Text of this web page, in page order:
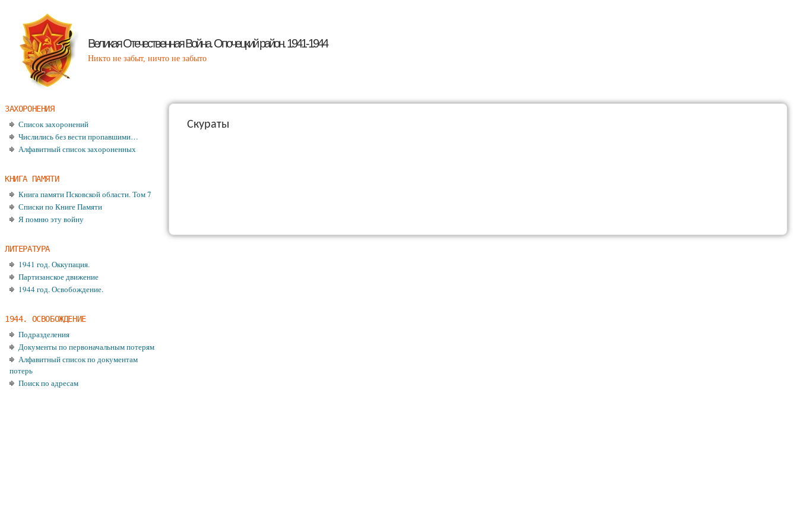
Великая Отечественная Война. Опочецкий район. 1941-1944
Никто не забыт, ничто не забыто
Скураты
ЗАХОРОНЕНИЯ
Список захоронений
Числились без вести пропавшими…
Алфавитный список захороненных
КНИГА ПАМЯТИ
Книга памяти Псковской области. Том 7
Списки по Книге Памяти
Я помню эту войну
ЛИТЕРАТУРА
1941 год. Оккупация.
Партизанское движение
1944 год. Освобождение.
1944. ОСВОБОЖДЕНИЕ
Подразделения
Документы по первоначальным потерям
Алфавитный список по документам
потерь
Поиск по адресам